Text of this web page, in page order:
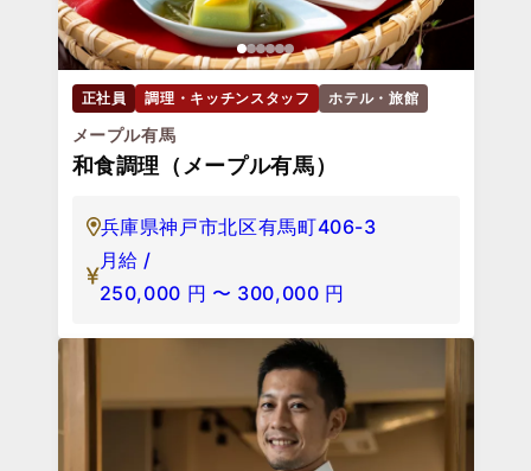
正社員 調理・キッチンスタッフ ホテル・旅館
メープル有馬
和食調理（メープル有馬）
兵庫県神戸市北区有馬町406-3
月給 /
250,000 円 〜 300,000 円